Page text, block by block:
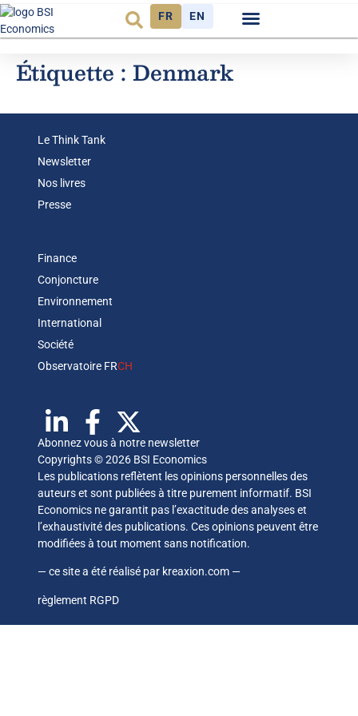
FR EN
Étiquette : Denmark
Le Think Tank
Newsletter
Nos livres
Presse
Finance
Conjoncture
Environnement
International
Société
Observatoire FRCH
Abonnez vous à notre newsletter
Copyrights © 2026 BSI Economics
Les publications reflètent les opinions personnelles des
auteurs et sont publiées à titre purement informatif. BSI
Economics ne garantit pas l’exactitude des analyses et
l’exhaustivité des publications. Ces opinions peuvent être
modifiées à tout moment sans notification.
— ce site a été réalisé par kreaxion.com —
règlement RGPD